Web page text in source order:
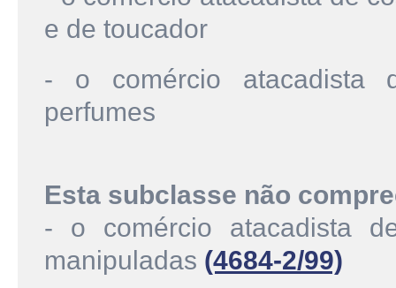
e de toucador
- o comércio atacadista
perfumes
Esta subclasse não
- o comércio atacadista
manipuladas (4684-2/99)